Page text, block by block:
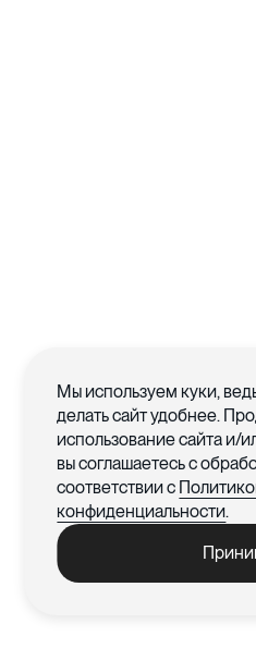
Мы используем куки,
делать сайт удобнее.
использование сайта и/
вы соглашаетесь с
соответствии с
конфиденциальности.